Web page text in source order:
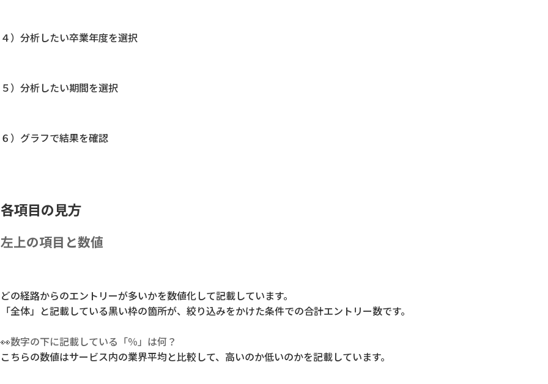
４）分析したい卒業年度を選択
５）分析したい期間を選択
６）グラフで結果を確認
各項目の見方
左上の項目と数値
どの経路からのエントリーが多いかを数値化して記載しています。
「全体」と記載している黒い枠の箇所が、絞り込みをかけた条件での合計エントリー数です。
👀数字の下に記載している「％」は何？
こちらの数値はサービス内の業界平均と比較して、高いのか低いのかを記載しています。